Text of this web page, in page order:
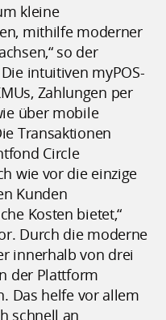
kleine
mithilfe moderner
so der
intuitiven myPOS-
Zahlungen per
über mobile
Transaktionen
Circle
wie vor die einzige
Kunden
Kosten bietet,“
Durch die moderne
innerhalb von drei
der Plattform
Das helfe vor allem
schnell an